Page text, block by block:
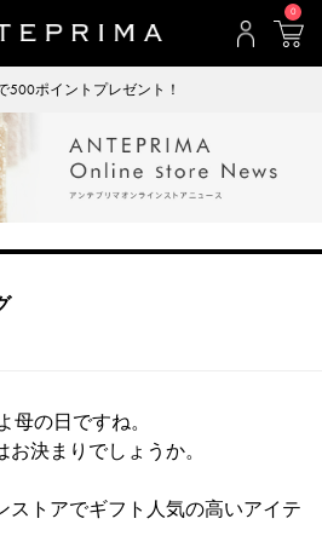
0
500ポイントプレゼント！
母の日ですね。
決まりでしょうか。
ストアでギフト人気の高いアイテ